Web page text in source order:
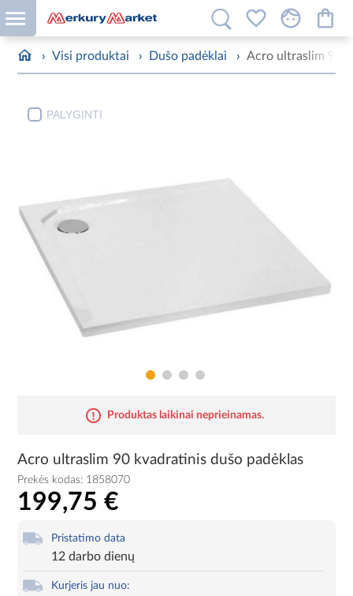
› Visi produktai › Dušo padėklai › Acro ultraslim 90
PALYGINTI
Produktas laikinai neprieinamas.
Acro ultraslim 90 kvadratinis dušo padėklas
Prekės kodas: 1858070
199,75 €
Pristatimo data
12 darbo dienų
Kurjeris jau nuo: